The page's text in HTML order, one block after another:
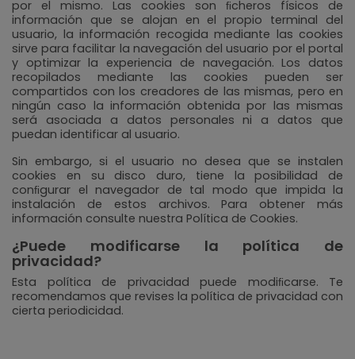
por el mismo. Las cookies son ﬁcheros físicos de
información que se alojan en el propio terminal del
usuario, la información recogida mediante las cookies
sirve para facilitar la navegación del usuario por el portal
y optimizar la experiencia de navegación. Los datos
recopilados mediante las cookies pueden ser
compartidos con los creadores de las mismas, pero en
ningún caso la información obtenida por las mismas
será asociada a datos personales ni a datos que
puedan identificar al usuario.
Sin embargo, si el usuario no desea que se instalen
cookies en su disco duro, tiene la posibilidad de
conﬁgurar el navegador de tal modo que impida la
instalación de estos archivos. Para obtener más
información consulte nuestra Política de Cookies.
¿Puede modificarse la política de
privacidad?
Esta política de privacidad puede modiﬁcarse. Te
recomendamos que revises la política de privacidad con
cierta periodicidad.